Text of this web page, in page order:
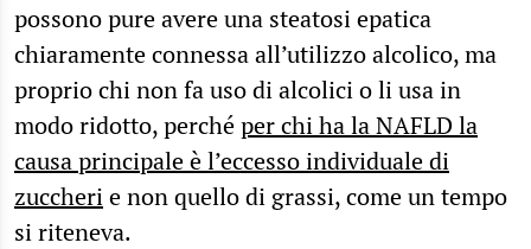
possono pure avere una steatosi epatica
chiaramente connessa all’utilizzo alcolico, ma
proprio chi non fa uso di alcolici o li usa in
modo ridotto, perchéper chi ha la NAFLD la
causa principale è l’eccesso individuale di
zuccherie non quello di grassi, come un tempo
si riteneva.